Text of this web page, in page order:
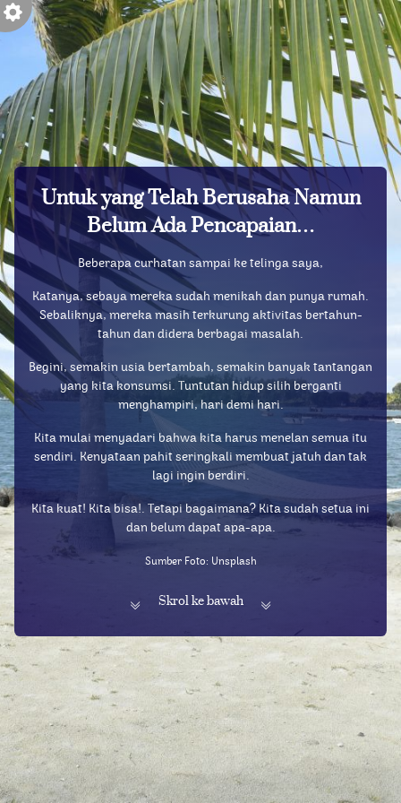
Untuk yang Telah Berusaha Namun
Belum Ada Pencapaian…
Beberapa curhatan sampai ke telinga saya,
Katanya, sebaya mereka sudah menikah dan punya rumah.
Sebaliknya, mereka masih terkurung aktivitas bertahun-
tahun dan didera berbagai masalah.
Begini, semakin usia bertambah, semakin banyak tantangan
yang kita konsumsi. Tuntutan hidup silih berganti
menghampiri, hari demi hari.
Kita mulai menyadari bahwa kita harus menelan semua itu
sendiri. Kenyataan pahit seringkali membuat jatuh dan tak
lagi ingin berdiri.
Kita kuat! Kita bisa!. Tetapi bagaimana? Kita sudah setua ini
dan belum dapat apa-apa.
Sumber Foto: Unsplash
Skrol ke bawah